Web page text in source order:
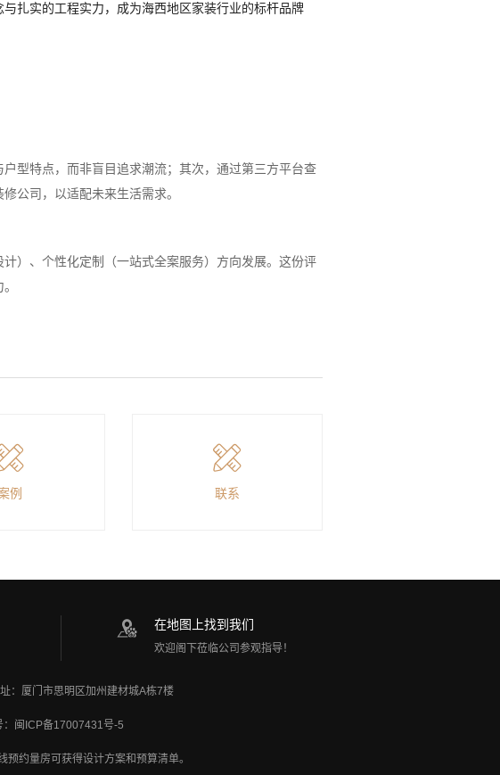
扎实的工程实力，成为海西地区家装行业的标杆品牌
型特点，而非盲目追求潮流；其次，通过第三方平台查
公司，以适配未来生活需求。
）、个性化定制（一站式全案服务）方向发展。这份评
例 联系
在地图上找到我们
欢迎阁下莅临公司参观指导！
厦门市思明区加州建材城A栋7楼
闽ICP备17007431号-5
约量房可获得设计方案和预算清单。